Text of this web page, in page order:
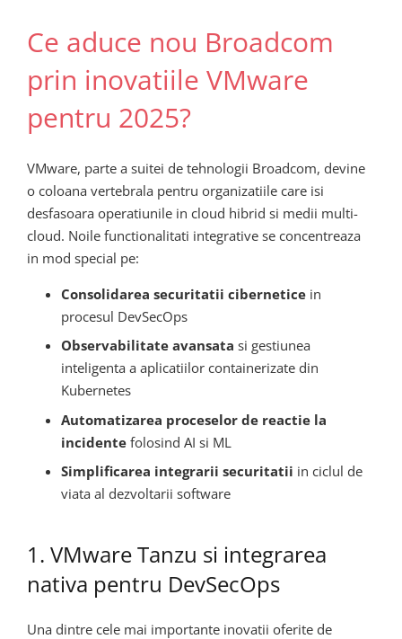
Ce aduce nou Broadcom
prin inovatiile VMware
pentru 2025?
VMware, parte a suitei de tehnologii Broadcom, devine
o coloana vertebrala pentru organizatiile care isi
desfasoara operatiunile in cloud hibrid si medii multi-
cloud. Noile functionalitati integrative se concentreaza
in mod special pe:
Consolidarea securitatii ciberneticein
procesul DevSecOps
Observabilitate avansata si gestiunea
inteligenta a aplicatiilor containerizate din
Kubernetes
Automatizarea proceselor de reactie la
incidentefolosind AI si ML
Simplificarea integrarii securitatii in ciclul de
viata al dezvoltarii software
1. VMware Tanzu si integrarea
nativa pentru DevSecOps
Una dintre cele mai importante inovatii oferite de